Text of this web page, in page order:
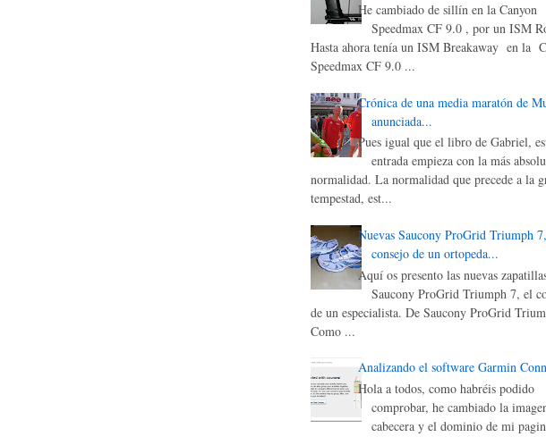
He cambiado de sillín en la Canyon
Speedmax CF 9.0 , por un ISM
Hasta ahora tenía un ISM Breakaway en la
Speedmax CF 9.0 ...
Crónica de una media maratón de
anunciada...
Pues igual que el libro de Gabriel,
entrada empieza con la más
normalidad. La normalidad que precede a la
tempestad, est...
Nuevas Saucony ProGrid Triumph
consejo de un ortopeda...
Aquí os presento las nuevas
Saucony ProGrid Triumph 7, el
de un especialista. De Saucony ProGrid
Como ...
Analizando el software Garmin
Hola a todos, como habréis podido
comprobar, he cambiado la
cabecera y el dominio de mi